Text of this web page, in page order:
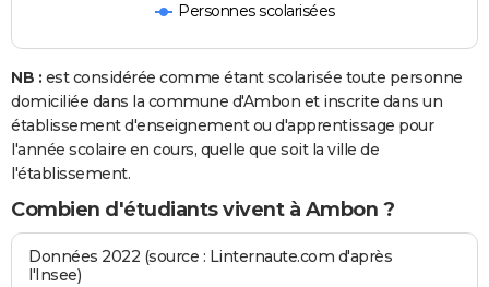
Personnes scolarisées
NB : est considérée comme étant scolarisée toute personne
domiciliée dans la commune d'Ambon et inscrite dans un
établissement d'enseignement ou d'apprentissage pour
l'année scolaire en cours, quelle que soit la ville de
l'établissement.
Combien d'étudiants vivent à Ambon ?
Données 2022 (source : Linternaute.com d'après
l'Insee)